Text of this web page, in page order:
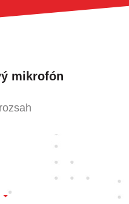
mikrofón